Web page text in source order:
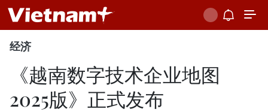
经济
《越南数字技术企业地图
2025版》正式发布